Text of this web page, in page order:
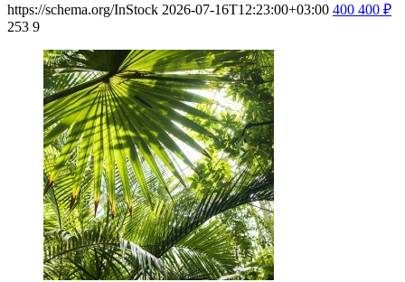
https://schema.org/InStock 2026-07-16T12:23:00+03:00 400 400 ₽
253 9